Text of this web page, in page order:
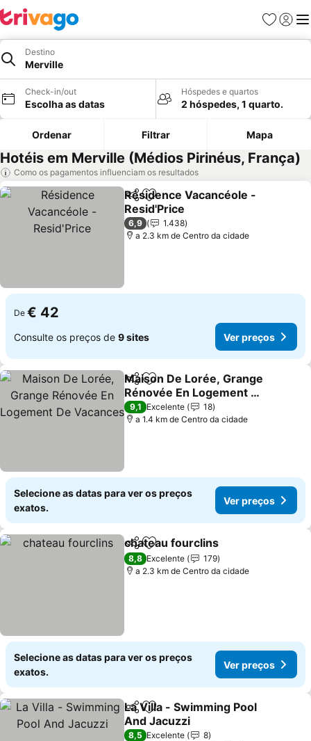
Favoritos
Iniciar
Destino
Merville
Check-in/out
Escolha as datas
Hóspedes e quartos
2 hóspedes, 1 quarto.
Ordenar Filtrar Mapa
Hotéis em Merville (Médios Pirinéus, França)
Como os pagamentos influenciam os resultados
PartilharAdicionar aos favoritos
Résidence Vacancéole -
Resid'Price
6,9
1.438
a 2.3 km de Centro da cidade
De € 42
Consulte os preços de 9 sites Ver preços
PartilharAdicionar aos favoritos
Maison De Lorée, Grange
Rénovée En Logement De
Vacances
9,1 Excelente
18
a 1.4 km de Centro da cidade
Selecione as datas para ver os preços
exatos.
Ver preços
PartilharAdicionar aos favoritos
chateau fourclins
8,8 Excelente
179
a 2.3 km de Centro da cidade
Selecione as datas para ver os preços
exatos.
Ver preços
PartilharAdicionar aos favoritos
La Villa - Swimming Pool
And Jacuzzi
8,5 Excelente
8